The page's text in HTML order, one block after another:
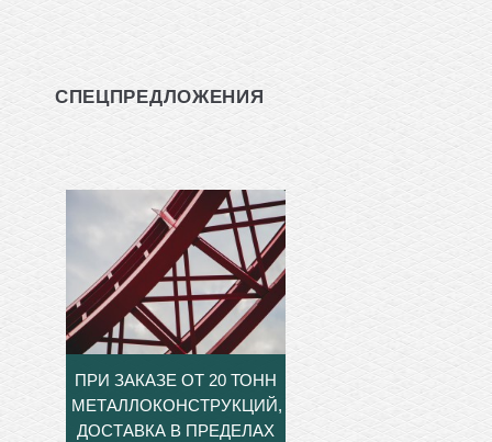
СПЕЦПРЕДЛОЖЕНИЯ
ПРИ ЗАКАЗЕ ОТ 20 ТОНН
МЕТАЛЛОКОНСТРУКЦИЙ,
ДОСТАВКА В ПРЕДЕЛАХ